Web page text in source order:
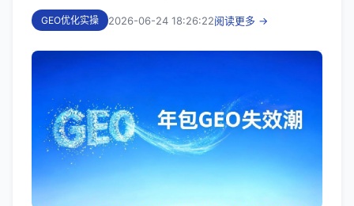
GEO优化实操 2026-06-24 18:26:22阅读更多 →